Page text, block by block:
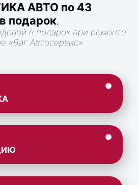
АВТО по 43
подарок.
в подарок при ремонте
«Ваг Автосервис».